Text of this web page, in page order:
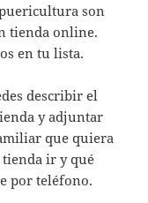
son
tienda online.
en tu lista.
describir el
y adjuntar
que quiera
tienda ir y qué
por teléfono.